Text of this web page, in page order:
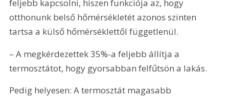
feljebb kapcsolni, hiszen funkciója az, hogy
otthonunk belső hőmérsékletét azonos szinten
tartsa a külső hőmérséklettől függetlenül.
– A megkérdezettek 35%-a feljebb állítja a
termosztátot, hogy gyorsabban felfűtsön a lakás.
Pedig helyesen: A termosztát magasabb